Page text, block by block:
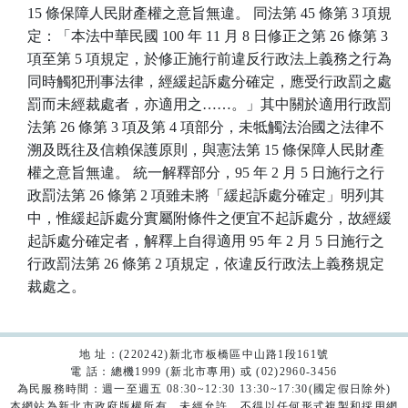
15 條保障人民財產權之意旨無違。 同法第 45 條第 3 項規
定：「本法中華民國 100 年 11 月 8 日修正之第 26 條第 3
項至第 5 項規定，於修正施行前違反行政法上義務之行為
同時觸犯刑事法律，經緩起訴處分確定，應受行政罰之處
罰而未經裁處者，亦適用之……。」其中關於適用行政罰
法第 26 條第 3 項及第 4 項部分，未牴觸法治國之法律不
溯及既往及信賴保護原則，與憲法第 15 條保障人民財產
權之意旨無違。 統一解釋部分，95 年 2 月 5 日施行之行
政罰法第 26 條第 2 項雖未將「緩起訴處分確定」明列其
中，惟緩起訴處分實屬附條件之便宜不起訴處分，故經緩
起訴處分確定者，解釋上自得適用 95 年 2 月 5 日施行之
行政罰法第 26 條第 2 項規定，依違反行政法上義務規定
裁處之。
地 址：(220242)新北市板橋區中山路1段161號
電 話：總機1999 (新北市專用) 或 (02)2960-3456
為民服務時間：週一至週五 08:30~12:30 13:30~17:30(國定假日除外)